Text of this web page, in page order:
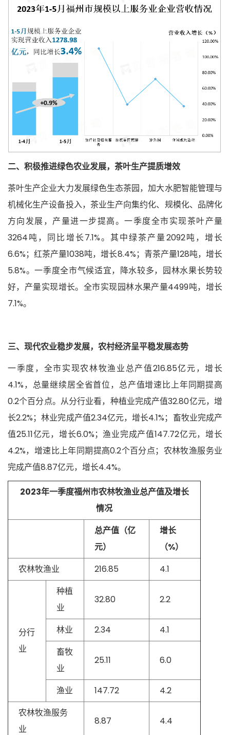
二、积极推进绿色农业发展，茶叶生产提质增效
茶叶生产企业大力发展绿色生态茶园，加大水肥智能管理与
机械化生产设备投入，茶业生产向集约化、规模化、品牌化
方向发展，产量进一步提高。一季度全市实现茶叶产量
3264吨，同比增长7.1%。其中绿茶产量2092吨，增长
6.6%；红茶产量1038吨，增长8.4%；青茶产量128吨，增长
5.8%。一季度全市气候适宜，降水较多，园林水果长势较
好，产量实现增长。全市实现园林水果产量4499吨，增长
7.1%。
三、现代农业稳步发展，农村经济呈平稳发展态势
一季度，全市实现农林牧渔业总产值216.85亿元，增长
4.1%，总量继续居全省首位，总产值增速比上年同期提高
0.2个百分点。从分行业看，种植业完成产值32.80亿元，增
长2.2%；林业完成产值2.34亿元，增长4.1%；畜牧业完成产
值25.11亿元，增长6.0%；渔业完成产值147.72亿元，增长
4.2%，增速比上年同期提高0.2个百分点；农林牧渔服务业
完成产值8.87亿元，增长4.4%。
2023年一季度福州市农林牧渔业总产值及增长
情况
总产值（亿
元）
增长
（%）
农林牧渔业
216.85 4.1
分行
业
种植
业
32.80 2.2
林业 2.34
4.1
畜牧
业
25.11 6.0
渔业 147.72
4.2
农林牧渔服务
业
8.87 4.4